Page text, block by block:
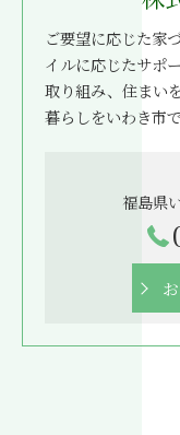
ご要望に応じた家
イルに応じたサポ
取り組み、住まい
暮らしをいわき市
福島県